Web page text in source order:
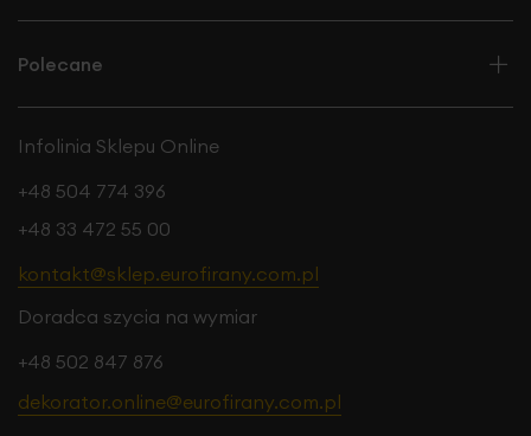
Polecane
Infolinia Sklepu Online
+48 504 774 396
+48 33 472 55 00
kontakt@sklep.eurofirany.com.pl
Doradca szycia na wymiar
+48 502 847 876
dekorator.online@eurofirany.com.pl